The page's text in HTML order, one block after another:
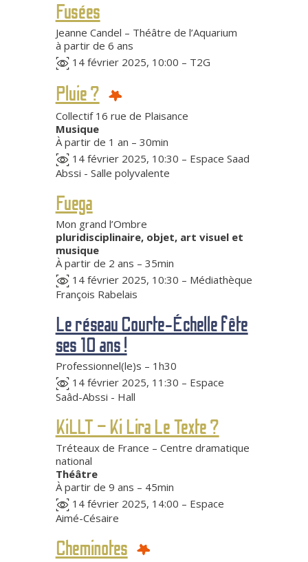
Fusées
Jeanne Candel – Théâtre de l’Aquarium
à partir de 6 ans
14 février 2025, 10:00 – T2G
Pluie ?
Collectif 16 rue de Plaisance
Musique
À partir de 1 an – 30min
14 février 2025, 10:30 – Espace Saad
Abssi - Salle polyvalente
Fuega
Mon grand l’Ombre
pluridisciplinaire, objet, art visuel et
musique
À partir de 2 ans – 35min
14 février 2025, 10:30 – Médiathèque
François Rabelais
Le réseau Courte-Échelle fête
ses 10 ans !
Professionnel(le)s – 1h30
14 février 2025, 11:30 – Espace
Saâd-Abssi - Hall
KiLLT – Ki Lira Le Texte ?
Tréteaux de France – Centre dramatique
national
Théâtre
À partir de 9 ans – 45min
14 février 2025, 14:00 – Espace
Aimé-Césaire
Cheminotes